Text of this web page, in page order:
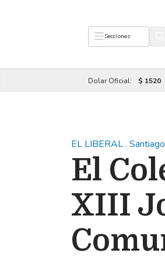
Secciones
Dolar Oficial: $ 1520
EL LIBERAL. Santiago
El
XIII